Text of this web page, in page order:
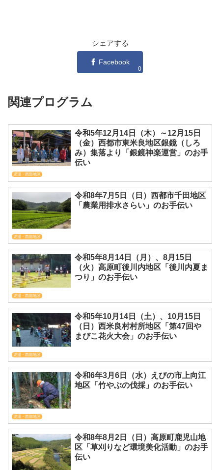
シェアする
Facebook
0
関連プログラム
児湯・西部地区
令和5年12月14日（木）～12月15日
（金）西都市東米良地区銀鏡（しろ
み）集落より「銀鏡神楽運営」のお手
伝い
児湯・西部地区
令和8年7月5日（日）西都市千田地区
「農業用排水さらい」のお手伝い
児湯・西部地区
令和5年8月14日（月）、8月15日
（火）高原町後川内地区「後川内夏ま
つり」のお手伝い
児湯・西部地区
令和5年10月14日（土）、10月15日
（日）西米良村村所地区「第47回や
まびこ花火大会」のお手伝い
児湯・西部地区
令和6年3月6日（水）えびの市上向江
地区「竹やぶの伐採」のお手伝い
令和8年8月2日（日）高原町鹿児山地
区「草刈りなど環境美化活動」のお手
伝い